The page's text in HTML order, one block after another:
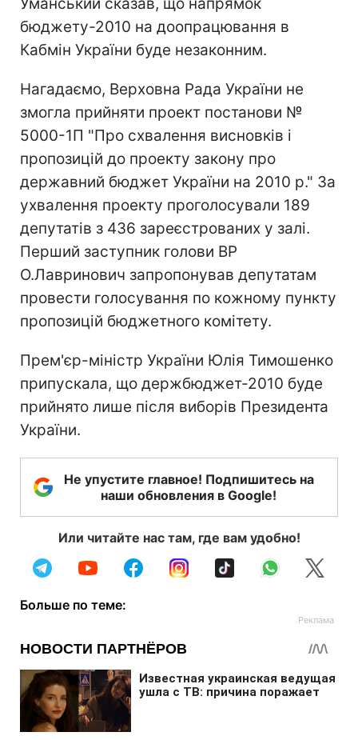
бюджету-2010 на доопрацювання в
Кабмін України буде незаконним.
Нагадаємо, Верховна Рада України не
змогла прийняти проект постанови №
5000-1П "Про схвалення висновків і
пропозицій до проекту закону про
державний бюджет України на 2010 р." За
ухвалення проекту проголосували 189
депутатів з 436 зареєстрованих у залі.
Перший заступник голови ВР
О.Лавринович запропонував депутатам
провести голосування по кожному пункту
пропозицій бюджетного комітету.
Прем'єр-міністр України Юлія Тимошенко
припускала, що держбюджет-2010 буде
прийнято лише після виборів Президента
України.
Не упустите главное! Подпишитесь на
наши обновления в Google!
Или читайте нас там, где вам удобно!
Больше по теме: